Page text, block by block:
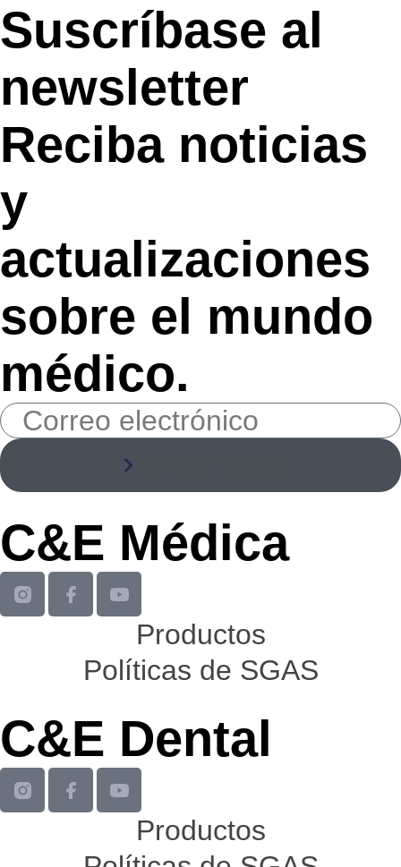
Suscríbase al
newsletter
Reciba noticias
y
actualizaciones
sobre el mundo
médico.
C&E Médica
Productos
Políticas de SGAS
C&E Dental
Productos